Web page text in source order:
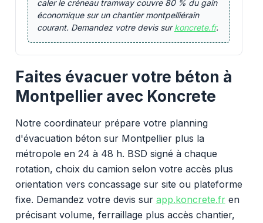
caler le créneau tramway couvre 80 % du gain
économique sur un chantier montpelliérain
courant. Demandez votre devis surkoncrete.fr.
Faites évacuer votre béton à
Montpellier avec Koncrete
Notre coordinateur prépare votre planning
d'évacuation béton sur Montpellier plus la
métropole en 24 à 48 h. BSD signé à chaque
rotation, choix du camion selon votre accès plus
orientation vers concassage sur site ou plateforme
fixe. Demandez votre devis sur app.koncrete.fren
précisant volume, ferraillage plus accès chantier,